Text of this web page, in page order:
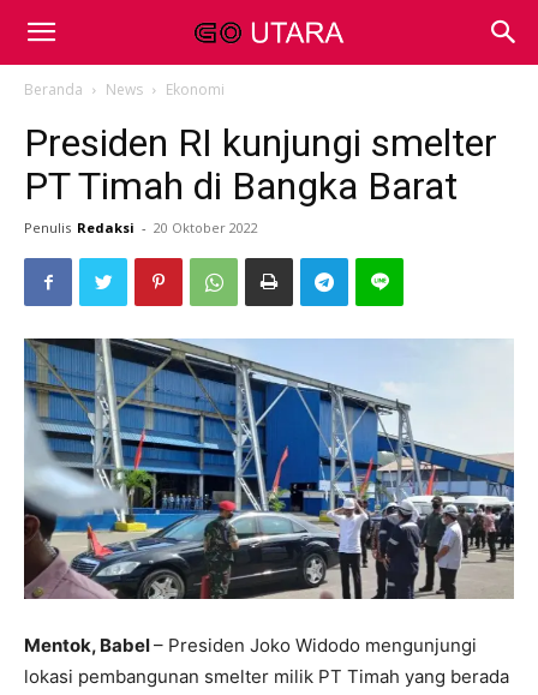
Beranda News Ekonomi
Presiden RI kunjungi smelter
PT Timah di Bangka Barat
Penulis Redaksi - 20 Oktober 2022
Mentok, Babel– Presiden Joko Widodo mengunjungi
lokasi pembangunan smelter milik PT Timah yang berada